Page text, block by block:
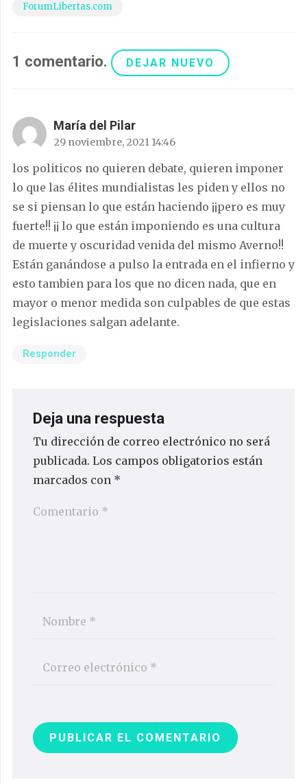
ForumLibertas.com
1 comentario. DEJAR NUEVO
María del Pilar
29 noviembre, 2021 14:46
los politicos no quieren debate, quieren imponer
lo que las élites mundialistas les piden y ellos no
se si piensan lo que están haciendo ¡¡pero es muy
fuerte!! ¡¡ lo que están imponiendo es una cultura
de muerte y oscuridad venida del mismo Averno!!
Están ganándose a pulso la entrada en el infierno y
esto tambien para los que no dicen nada, que en
mayor o menor medida son culpables de que estas
legislaciones salgan adelante.
Responder
Deja una respuesta
Tu dirección de correo electrónico no será
publicada. Los campos obligatorios están
marcados con *
PUBLICAR EL COMENTARIO